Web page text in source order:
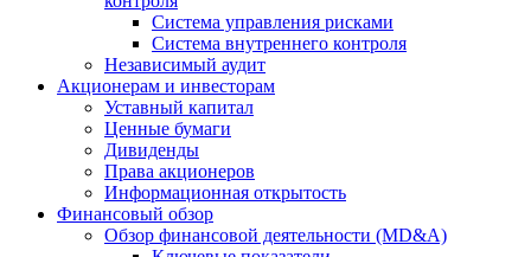
Система управления рисками
Система внутреннего контроля
Независимый аудит
Акционерам и инвесторам
Уставный капитал
Ценные бумаги
Дивиденды
Права акционеров
Информационная открытость
Финансовый обзор
Обзор финансовой деятельности (MD&A)